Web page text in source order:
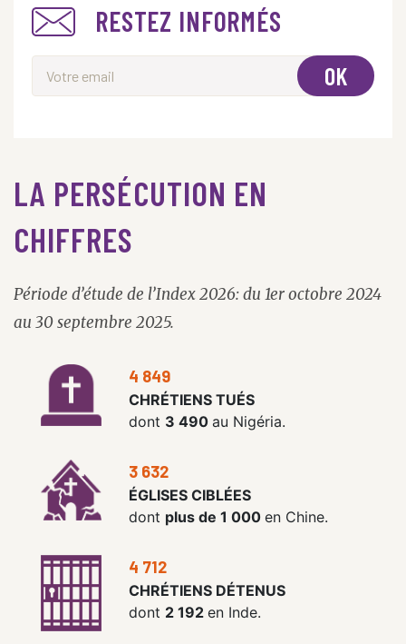
RESTEZ INFORMÉS
OK
LA PERSÉCUTION EN
CHIFFRES
Période d’étude de l’Index 2026: du 1er octobre 2024
au 30 septembre 2025.
4 849
CHRÉTIENS TUÉS
dont 3 490 au Nigéria.
3 632
ÉGLISES CIBLÉES
dont plus de 1 000 en Chine.
4 712
CHRÉTIENS DÉTENUS
dont 2 192 en Inde.